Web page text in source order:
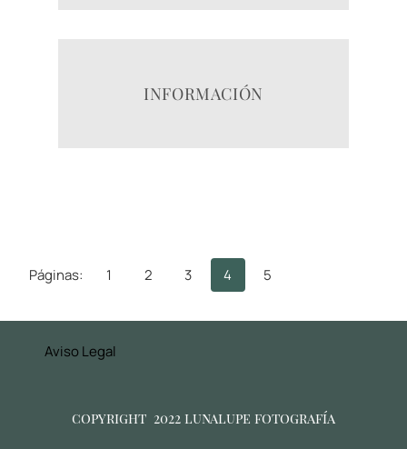
INFORMACIÓN
Páginas: 1 2 3 4 5
Aviso Legal
copyright 2022 lunalupe fotografía